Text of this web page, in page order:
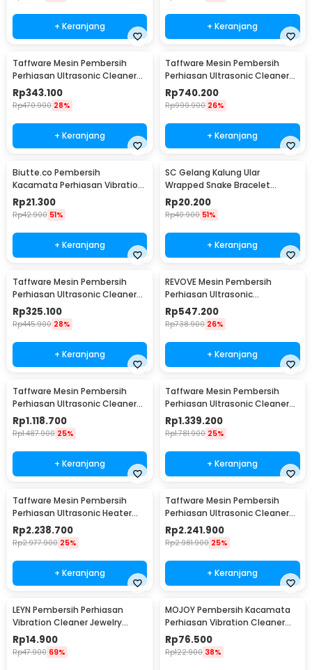
+ Keranjang + Keranjang
Taffware Mesin Pembersih
Perhiasan Ultrasonic Cleaner
35W 800ml - GA008
Rp343.100
Rp470.900 28%
+ Keranjang
Taffware Mesin Pembersih
Perhiasan Ultrasonic Cleaner
120W 3L - KZ-D3
Rp740.200
Rp999.900 26%
+ Keranjang
Biutte.co Pembersih
Kacamata Perhiasan Vibration
Cleaning Machine - WU-021
Rp21.300
Rp42.900 51%
+ Keranjang
SC Gelang Kalung Ular
Wrapped Snake Bracelet
Necklace Aluminium Alloy -
SC181
Rp20.200
Rp40.900 51%
+ Keranjang
Taffware Mesin Pembersih
Perhiasan Ultrasonic Cleaner
800ml 35W - 008S
Rp325.100
Rp445.900 28%
+ Keranjang
REVOVE Mesin Pembersih
Perhiasan Ultrasonic
Temperature Multifungsi 2L -
KZ-D2
Rp547.200
Rp738.900 26%
+ Keranjang
Taffware Mesin Pembersih
Perhiasan Ultrasonic Cleaner
Temperature 6L - KZ-D6
Rp1.118.700
Rp1.487.900 25%
+ Keranjang
Taffware Mesin Pembersih
Perhiasan Ultrasonic Cleaner
240W 10L - KZ-D10
Rp1.339.200
Rp1.781.900 25%
+ Keranjang
Taffware Mesin Pembersih
Perhiasan Ultrasonic Heater
Multifungsi 22L - KZ-D22
Rp2.238.700
Rp2.977.900 25%
+ Keranjang
Taffware Mesin Pembersih
Perhiasan Ultrasonic Cleaner
600W 30L - KZ-D30
Rp2.241.900
Rp2.981.900 25%
+ Keranjang
LEYN Pembersih Perhiasan
Vibration Cleaner Jewelry
Cleaning Machine - MES-775
Rp14.900
Rp47.900 69%
MOJOY Pembersih Kacamata
Perhiasan Vibration Cleaner
45kHz 400ml - MJ-40
Rp76.500
Rp122.900 38%